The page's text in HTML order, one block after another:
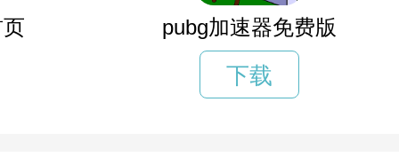
pubg加速器免费版
下载